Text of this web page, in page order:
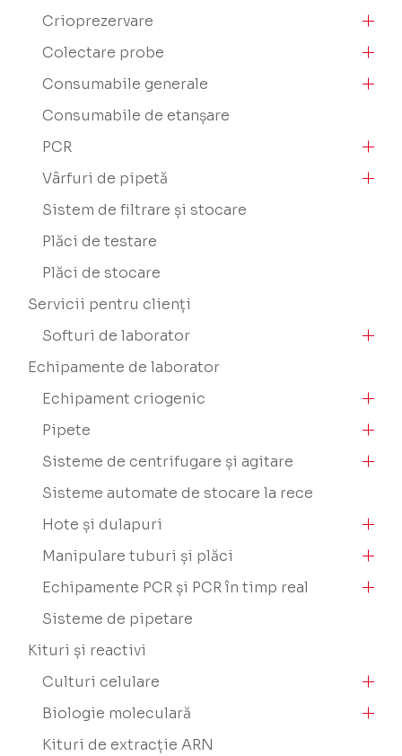
Crioprezervare
Colectare probe
Consumabile generale
Consumabile de etanșare
PCR
Vârfuri de pipetă
Sistem de filtrare și stocare
Plăci de testare
Plăci de stocare
Servicii pentru clienți
Softuri de laborator
Echipamente de laborator
Echipament criogenic
Pipete
Sisteme de centrifugare și agitare
Sisteme automate de stocare la rece
Hote și dulapuri
Manipulare tuburi și plăci
Echipamente PCR și PCR în timp real
Sisteme de pipetare
Kituri și reactivi
Culturi celulare
Biologie moleculară
Kituri de extracție ARN